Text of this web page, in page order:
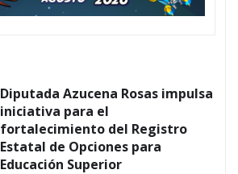
Diputada Azucena Rosas impulsa
iniciativa para el
fortalecimiento del Registro
Estatal de Opciones para
Educación Superior